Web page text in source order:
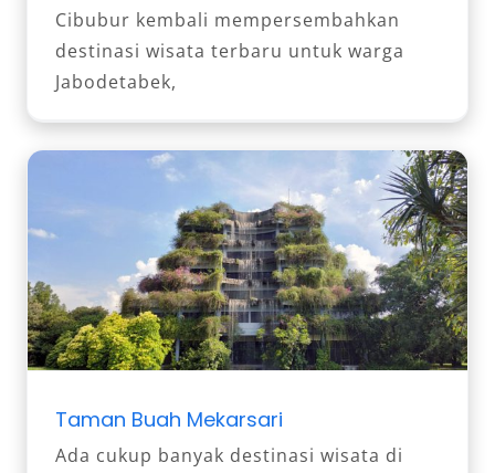
Cibubur kembali mempersembahkan
destinasi wisata terbaru untuk warga
Jabodetabek,
Taman Buah Mekarsari
Ada cukup banyak destinasi wisata di